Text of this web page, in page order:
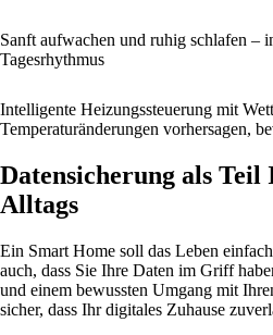
Sanft aufwachen und ruhig schlafen –
Tagesrhythmus
Intelligente Heizungssteuerung mit
Temperaturänderungen vorhersagen,
Datensicherung als Teil
Alltags
Ein Smart Home soll das Leben
auch, dass Sie Ihre Daten im Griff
und einem bewussten Umgang mit
sicher, dass Ihr digitales Zuhause